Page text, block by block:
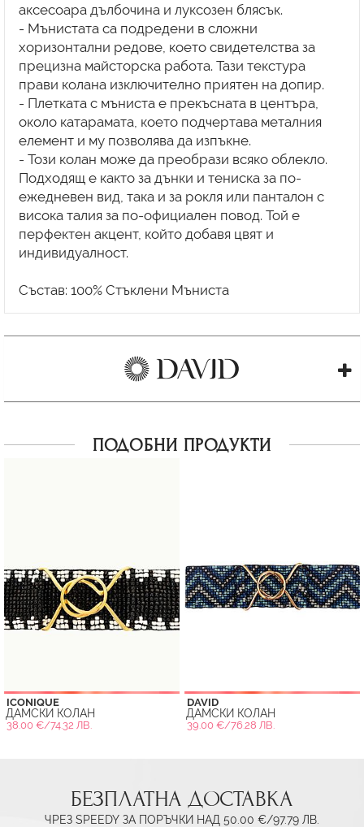
аксесоара дълбочина и луксозен блясък.
- Мънистата са подредени в сложни
хоризонтални редове, което свидетелства за
прецизна майсторска работа. Тази текстура
прави колана изключително приятен на допир.
- Плетката с мъниста е прекъсната в центъра,
около катарамата, което подчертава металния
елемент и му позволява да изпъкне.
- Този колан може да преобрази всяко облекло.
Подходящ е както за дънки и тениска за по-
ежедневен вид, така и за рокля или панталон с
висока талия за по-официален повод. Той е
перфектен акцент, който добавя цвят и
индивидуалност.
ПОДОБНИ ПРОДУКТИ
ICONIQUE
ДАМСКИ КОЛАН
38.00 €/74.32 ЛВ.
DAVID
ДАМСКИ КОЛАН
39.00 €/76.28 ЛВ.
БЕЗПЛАТНА ДОСТАВКА
ЧРЕЗ SPEEDY ЗА ПОРЪЧКИ НАД 50.00 €/97.79 ЛВ.